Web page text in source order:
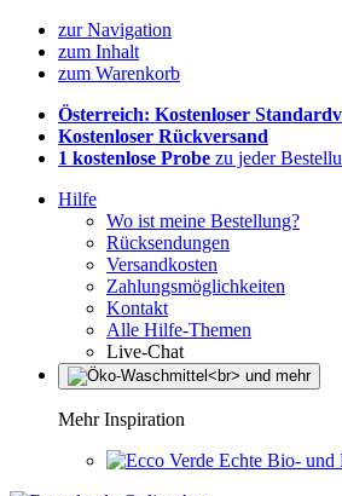
zur Navigation
zum Inhalt
zum Warenkorb
Österreich: Kostenloser
Kostenloser Rückversand
1 kostenlose Probe zu jeder
Hilfe
Wo ist meine Bestellung?
Rücksendungen
Versandkosten
Zahlungsmöglichkeiten
Kontakt
Alle Hilfe-Themen
Live-Chat
Mehr Inspiration
Echte Bio- und